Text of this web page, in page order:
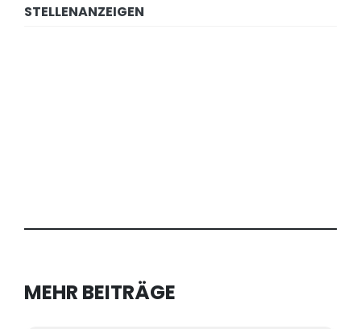
STELLENANZEIGEN
MEHR BEITRÄGE